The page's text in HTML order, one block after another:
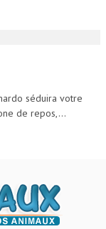
séduira votre
de repos,...